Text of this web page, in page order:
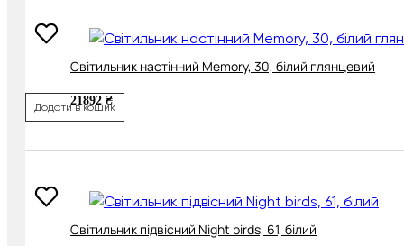
Світильник настінний Memory, 30, білий глянцевий
21892 ₴
Додати в кошик
Світильник підвісний Night birds, 61, білий